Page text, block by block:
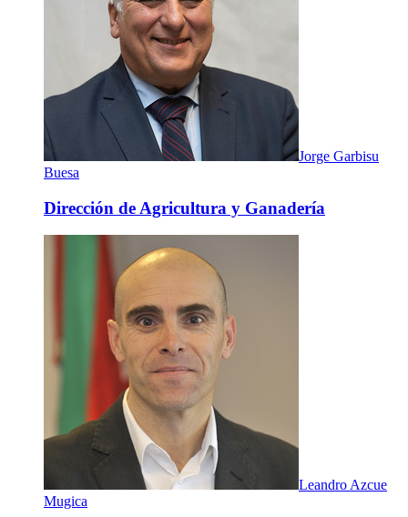
Jorge Garbisu
Buesa
Dirección de Agricultura y Ganadería
Leandro Azcue
Mugica